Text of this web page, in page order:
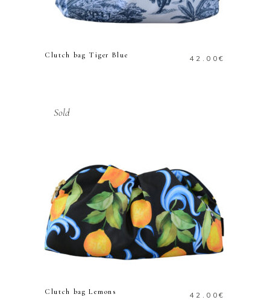
ΔΙΑΒΑΣΤΕ
ΠΕΡΙΣΣΟΤΕΡΑ
Clutch bag Tiger Blue 42.00€
Sold
ΔΙΑΒΑΣΤΕ
ΠΕΡΙΣΣΟΤΕΡΑ
Clutch bag Lemons 42.00€